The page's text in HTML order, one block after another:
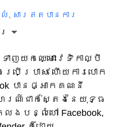
, សារឥតបានការ
ញយកឈ្មោះវេទិកាល្បី
ើប្រាស់ ហើយការបោក
បានផ្អាកគណនី
ណ៍ជាក់ស្តែងនៃយុទ្ធ
លែងបន្លំហៅ Facebook,